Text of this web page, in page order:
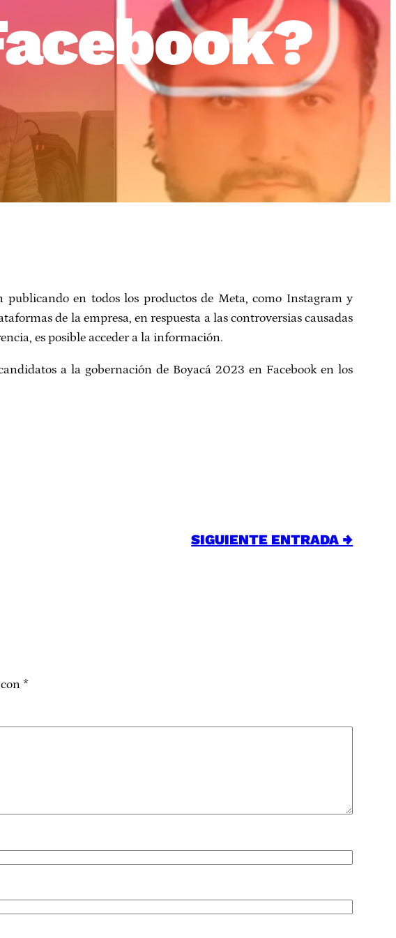
en todos los productos de Meta, como Instagram y
de la empresa, en respuesta a las controversias causadas
es posible acceder a la información.
a la gobernación de Boyacá 2023 en Facebook en los
SIGUIENTE ENTRADA →
*